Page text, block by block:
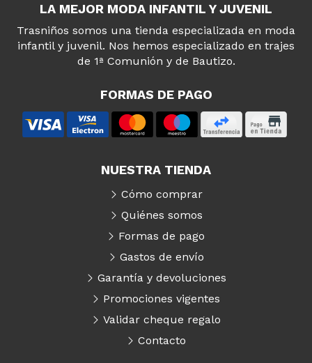
LA MEJOR MODA INFANTIL Y JUVENIL
Trasniños somos una tienda especializada en moda
infantil y juvenil. Nos hemos especializado en trajes
de 1ª Comunión y de Bautizo.
FORMAS DE PAGO
NUESTRA TIENDA
Cómo comprar
Quiénes somos
Formas de pago
Gastos de envío
Garantía y devoluciones
Promociones vigentes
Validar cheque regalo
Contacto